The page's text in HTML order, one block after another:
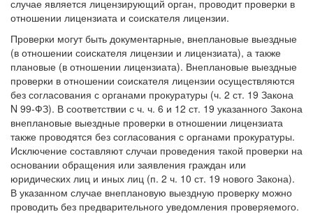
случае является лицензирующий орган, проводит проверки в
отношении лицензиата и соискателя лицензии.
Проверки могут быть документарные, внеплановые выездные
(в отношении соискателя лицензии и лицензиата), а также
плановые (в отношении лицензиата). Внеплановые выездные
проверки в отношении соискателя лицензии осуществляются
без согласования с органами прокуратуры (ч. 2 ст. 19 Закона
N 99-ФЗ). В соответствии с ч. ч. 6 и 12 ст. 19 указанного Закона
внеплановые выездные проверки в отношении лицензиата
также проводятся без согласования с органами прокуратуры.
Исключение составляют случаи проведения такой проверки на
основании обращения или заявления граждан или
юридических лиц и иных лиц (п. 2 ч. 10 ст. 19 нового Закона).
В указанном случае внеплановую выездную проверку можно
проводить без предварительного уведомления проверяемого.